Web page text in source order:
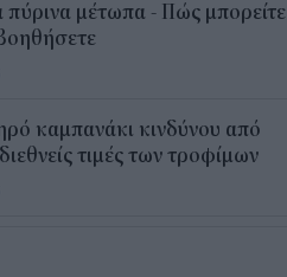
πύρινα μέτωπα - Πώς μπορείτε
καμπανάκι κινδύνου από
τιμές των τροφίμων